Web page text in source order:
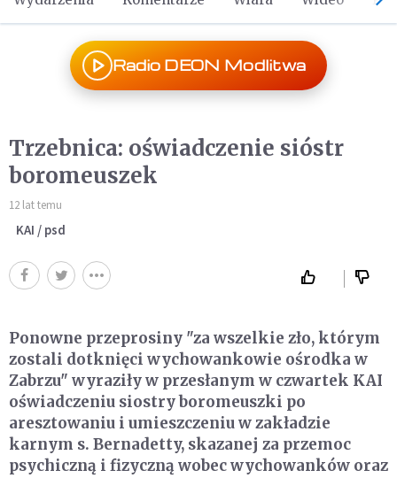
Radio DEON Modlitwa
Trzebnica: oświadczenie sióstr
boromeuszek
12 lat temu
KAI / psd
Ponowne przeprosiny "za wszelkie zło, którym
zostali dotknięci wychowankowie ośrodka w
Zabrzu" wyraziły w przesłanym w czwartek KAI
oświadczeniu siostry boromeuszki po
aresztowaniu i umieszczeniu w zakładzie
karnym s. Bernadetty, skazanej za przemoc
psychiczną i fizyczną wobec wychowanków oraz